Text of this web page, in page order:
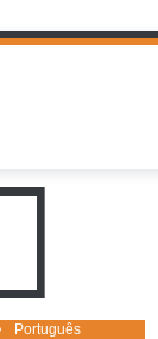
Português